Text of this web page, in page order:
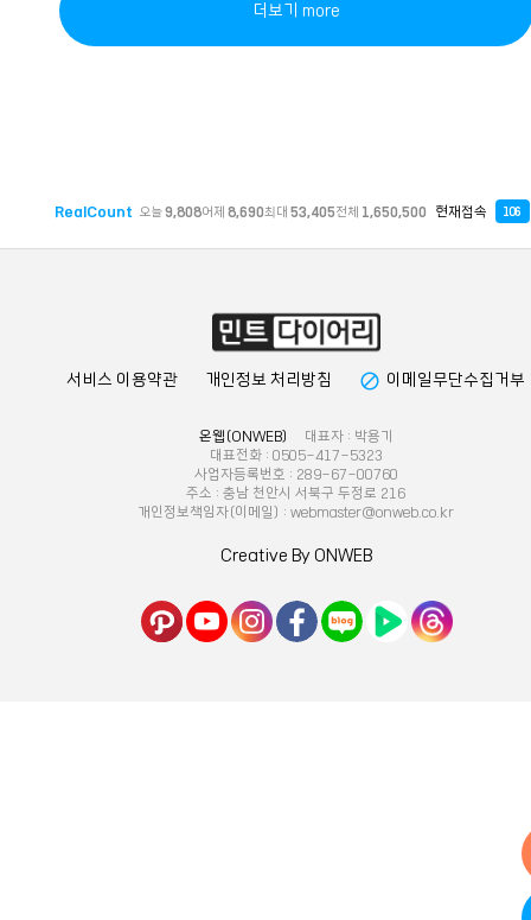
더보기 more
RealCount 오늘9,808어제8,690최대53,405전체 1,650,500 현재접속 106
서비스 이용약관 개인정보 처리방침 block 이메일무단수집거부
온웹(ONWEB)
대표자 : 박용기
대표전화 : 0505-417-5323
사업자등록번호 : 289-67-00760
주소 : 충남 천안시 서북구 두정로 216
개인정보책임자(이메일) : webmaster@onweb.co.kr
Creative By ONWEB